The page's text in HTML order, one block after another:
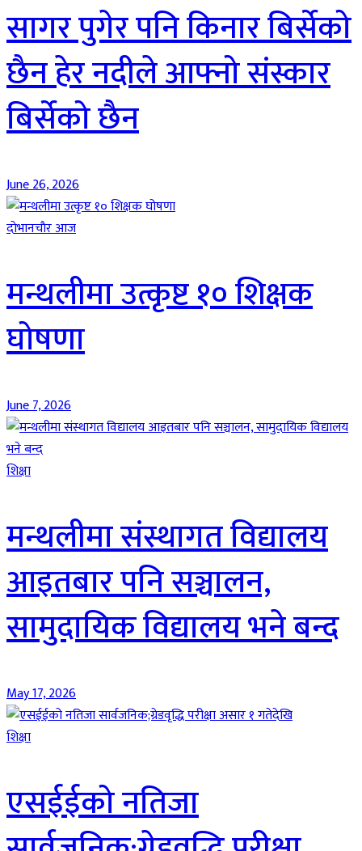
सागर पुगेर पनि किनार बिर्सेको
छैन हेर नदीले आफ्नो संस्कार
बिर्सेको छैन
June 26, 2026
दाेभानचाैर आज
मन्थलीमा उत्कृष्ट १० शिक्षक
घोषणा
June 7, 2026
शिक्षा
मन्थलीमा संस्थागत विद्यालय
आइतबार पनि सञ्चालन,
सामुदायिक विद्यालय भने बन्द
May 17, 2026
शिक्षा
एसईईको नतिजा